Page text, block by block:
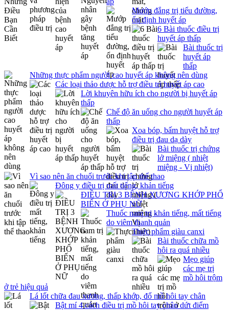
Mướp đắng trị tiểu đường,
ổn định huyết áp
6 Bài thuốc điều trị
huyết áp thấp
Bài thuốc trị
huyết áp
thấp
Những thực phẩm người cao huyết áp không nên dùng
Các loại thảo dược hỗ trợ điều trị huyết áp cao
Lời khuyên hữu ích cho người bị huyết áp
thấp
Chế độ ăn uống cho người huyết áp
thấp
Xoa bóp, bấm huyệt hỗ trợ
điều trị đau dạ dày
Bài thuốc trị chứng
lở miệng ( nhiệt
miệng - Vị nhiệt)
Vì sao nên ăn chuối trước khi tập thể thao
Đông y điều trị mất tiếng, khản tiếng
ĐIỀU TRỊ 3 BỆNH XƯƠNG KHỚP PHỔ
BIẾN Ở PHỤ NỮ
Thuốc nam trị khản tiếng, mất tiếng
do viêm thanh quản
Thực phẩm giàu canxi
Bài thuốc chữa mồ
hôi ra quá nhiều
Mẹo giúp
các mẹ trị
mồ hôi trộm
ở trẻ hiệu quả
Lá lốt chữa đau xương, thấp khớp, đổ mồ hôi tay chân
Bật mí 4 cách điều trị mồ hôi tay chân dứt điểm